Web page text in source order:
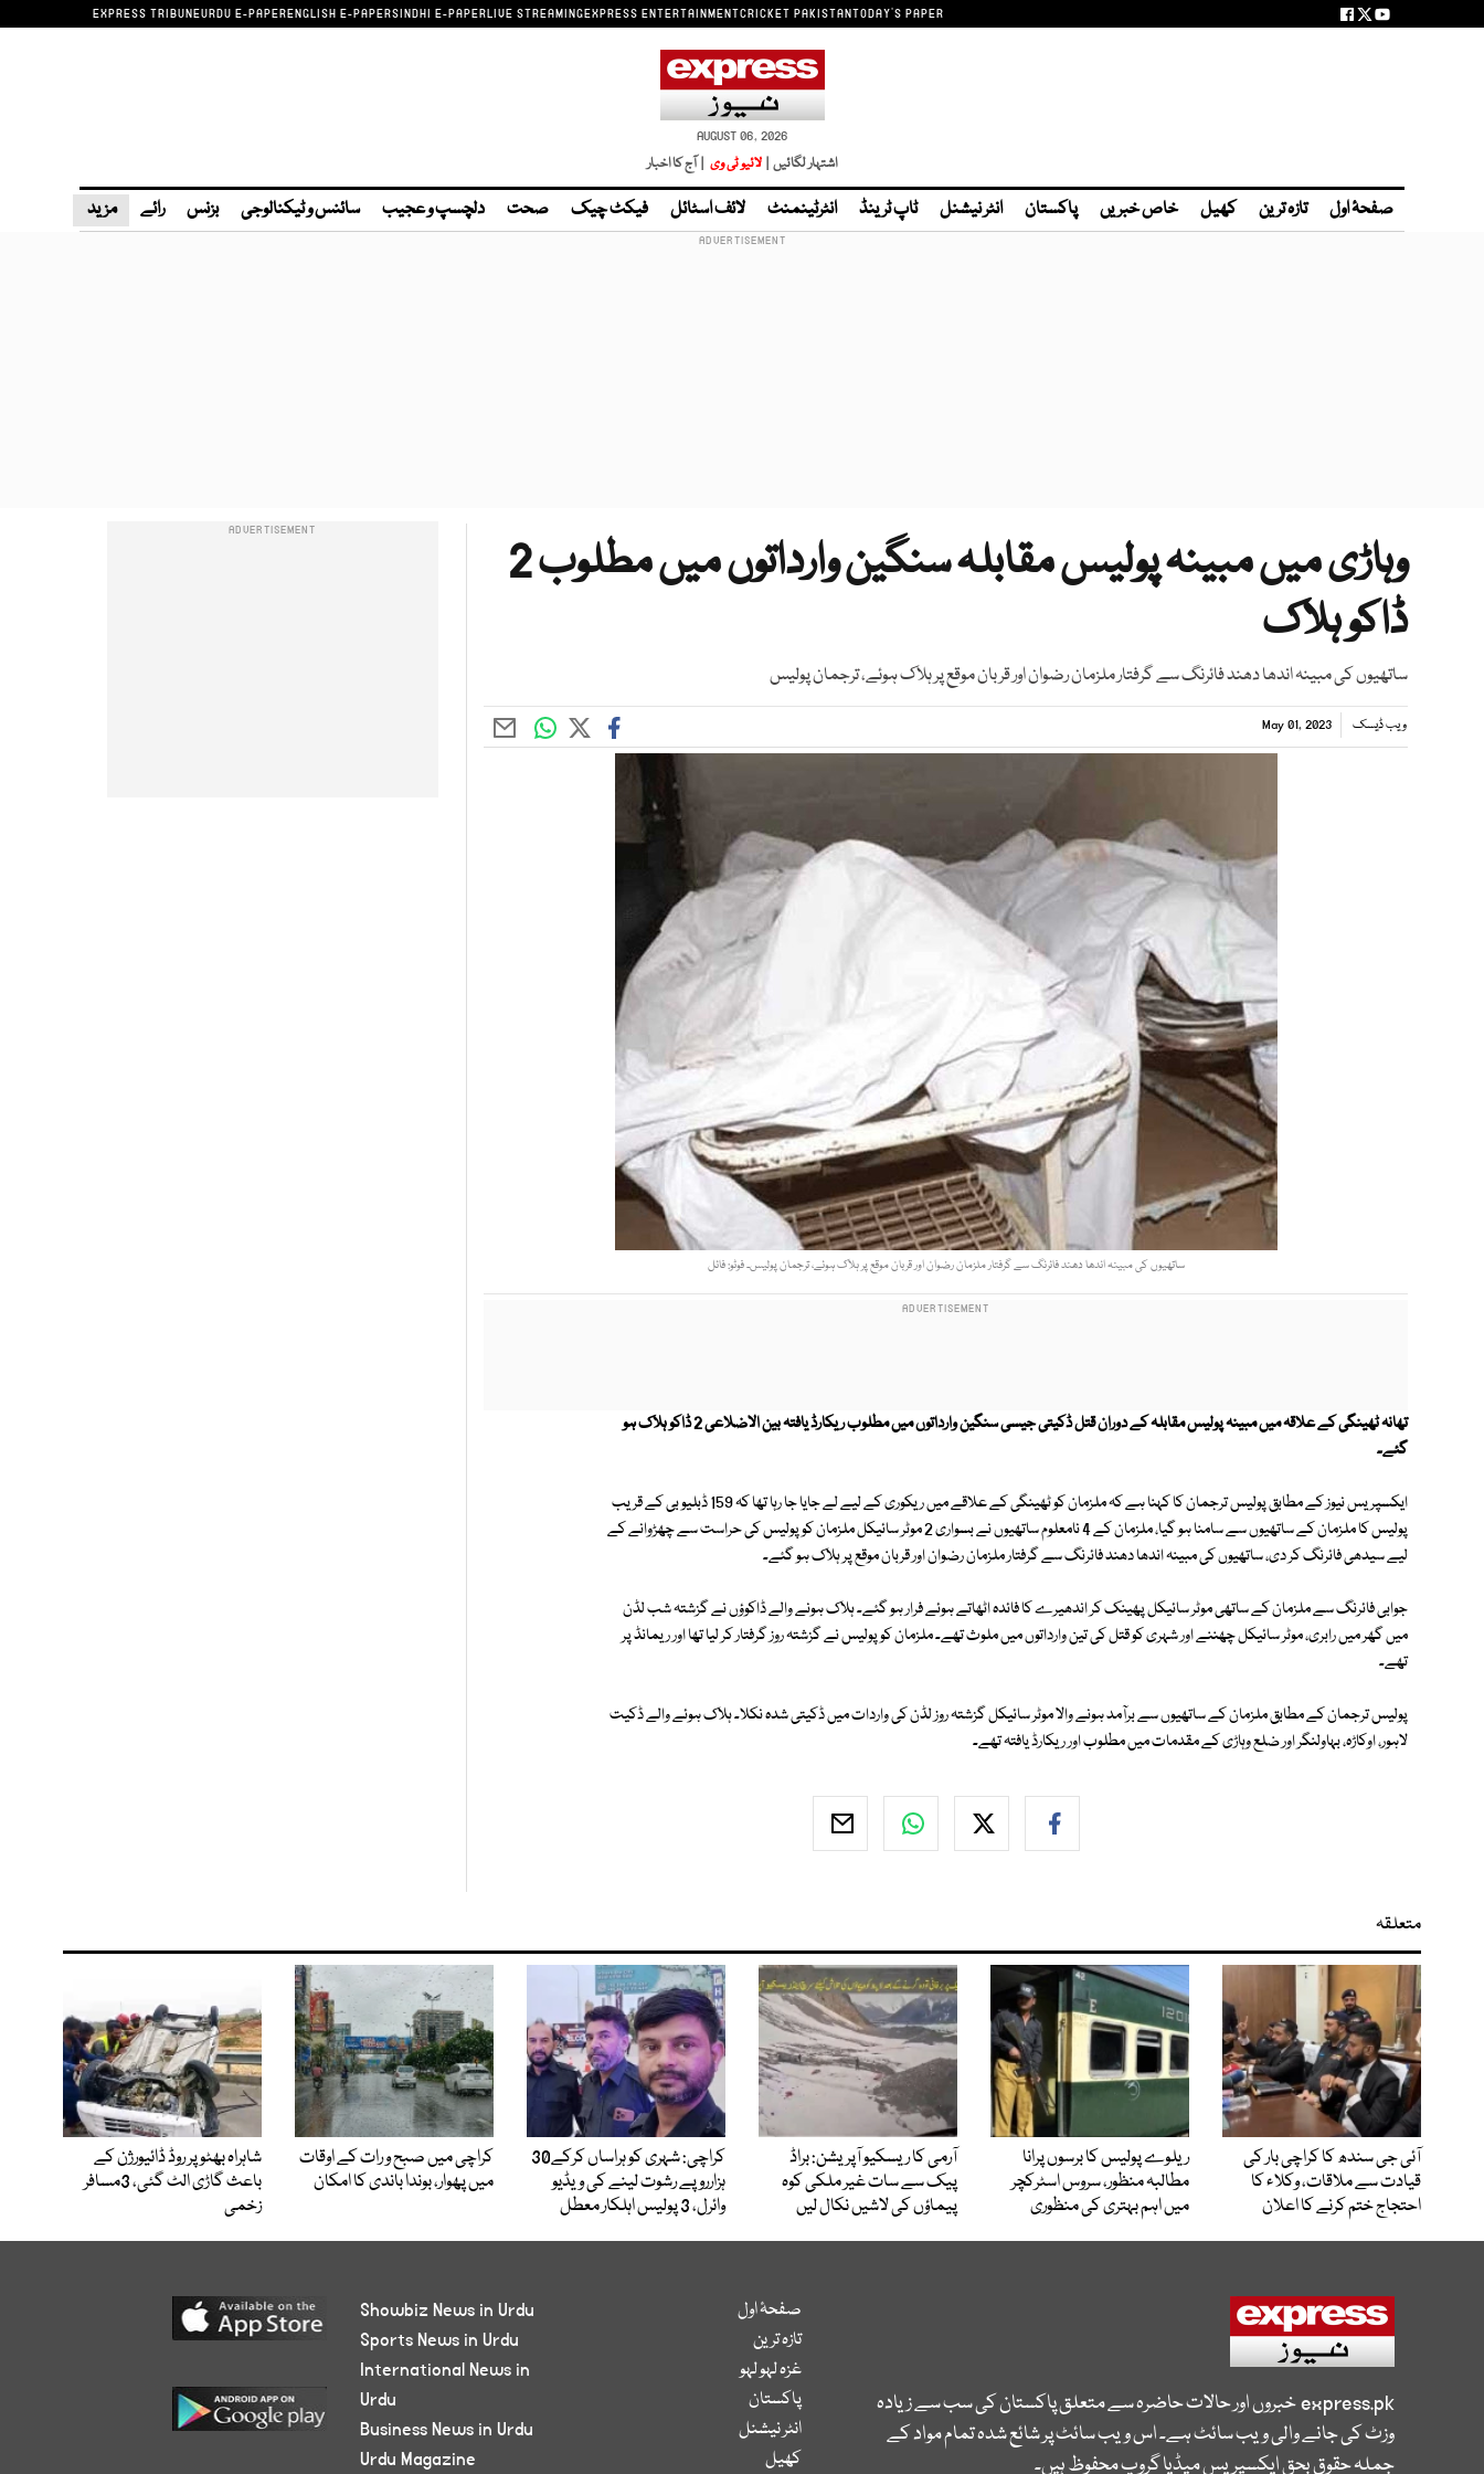
EXPRESS TRIBUNEURDU E-PAPERENGLISH E-PAPERSINDHI E-PAPERLIVE STREAMINGEXPRESS ENTERTAINMENTCRICKET PAKISTANTODAY'S PAPER
AUGUST 06, 2026
اشتہار لگائیں | لائیو ٹی وی | آج کا اخبار
صفحۂ اول تازہ ترین کھیل خاص خبریں پاکستان انٹر نیشنل ٹاپ ٹرینڈ انٹرٹینمنٹ لائف اسٹائل فیکٹ چیک صحت دلچسپ و عجیب سائنس و ٹیکنالوجی بزنس رائے مزید
وہاڑی میں مبینہ پولیس مقابلہ سنگین وارداتوں میں مطلوب 2
ڈاکو ہلاک
ساتھیوں کی مبینہ اندھا دھند فائرنگ سے گرفتار ملزمان رضوان اور قربان موقع پر ہلاک ہوئے، ترجمان پولیس
ویب ڈیسک May 01, 2023
ساتھیوں کی مبینہ اندھا دھند فائرنگ سے گرفتار ملزمان رضوان اور قربان موقع پر ہلاک ہوئے، ترجمان پولیس۔ فوٹو: فائل
تھانہ ٹھینگی کے علاقہ میں مبینہ پولیس مقابلہ کے دوران قتل ڈکیتی جیسی سنگین وارداتوں میں مطلوب ریکارڈ یافتہ بین الاضلاعی 2 ڈاکو ہلاک ہو
گئے۔
ایکسپریس نیوز کے مطابق پولیس ترجمان کا کہنا ہے کہ ملزمان کو ٹھینگی کے علاقے میں ریکوری کے لیے لے جایا جا رہا تھا کہ 159 ڈبلیو بی کے قریب
پولیس کا ملزمان کے ساتھیوں سے سامنا ہو گیا، ملزمان کے 4 نامعلوم ساتھیوں نے بسواری 2 موٹر سائیکل ملزمان کو پولیس کی حراست سے چھڑوانے کے
لیے سیدھی فائرنگ کر دی، ساتھیوں کی مبینہ اندھا دھند فائرنگ سے گرفتار ملزمان رضوان اور قربان موقع پر ہلاک ہو گئے۔
جوابی فائرنگ سے ملزمان کے ساتھی موٹر سائیکل پھینک کر اندھیرے کا فائدہ اٹھاتے ہوئے فرار ہو گئے۔ ہلاک ہونے والے ڈاکوؤں نے گزشتہ شب لڈن
میں گھر میں رابری، موٹر سائیکل چھننے اور شہری کو قتل کی تین وارداتوں میں ملوث تھے۔ ملزمان کو پولیس نے گزشتہ روز گرفتار کر لیا تھا اور ریمانڈ پر
تھے۔
پولیس ترجمان کے مطابق ملزمان کے ساتھیوں سے برآمد ہونے والا موٹر سائیکل گزشتہ روز لڈن کی واردات میں ڈکیتی شدہ نکلا۔ ہلاک ہوئے والے ڈکیت
لاہور، اوکاڑہ، بہاولنگر اور ضلع وہاڑی کے مقدمات میں مطلوب اور ریکارڈ یافتہ تھے۔
متعلقہ
آئی جی سندھ کا کراچی بار کی
قیادت سے ملاقات، وکلاء کا
احتجاج ختم کرنے کا اعلان
ریلوے پولیس کا برسوں پرانا
مطالبہ منظور، سروس اسٹرکچر
میں اہم بہتری کی منظوری
آرمی کا ریسکیو آپریشن: براڈ
پیک سے سات غیر ملکی کوہ
پیماؤں کی لاشیں نکال لیں
کراچی: شہری کو ہراساں کرکے30
ہزارروپے رشوت لینے کی ویڈیو
وائرل، 3 پولیس اہلکار معطل
کراچی میں صبح و رات کے اوقات
میں پھوار، بوندا باندی کا امکان
شاہراہ بھٹو پر روڈ ڈائیورژن کے
باعث گاڑی الٹ گئی، 3مسافر
زخمی
express.pkخبروں اور حالات حاضرہ سے متعلق پاکستان کی سب سے زیادہ
وزٹ کی جانے والی ویب سائٹ ہے۔ اس ویب سائٹ پر شائع شدہ تمام مواد کے
جملہ حقوق بحق ایکسپریس میڈیا گروپ محفوظ ہیں۔
صفحۂ اول
تازہ ترین
غزہ لہو لہو
پاکستان
انٹر نیشنل
کھیل
Showbiz News in Urdu
Sports News in Urdu
International News in
Urdu
Business News in Urdu
Urdu Magazine